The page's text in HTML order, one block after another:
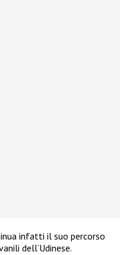
infatti il suo percorso
dell’Udinese.